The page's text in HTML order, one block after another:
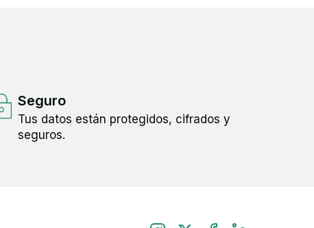
Seguro
Tus datos están protegidos, cifrados y
seguros.